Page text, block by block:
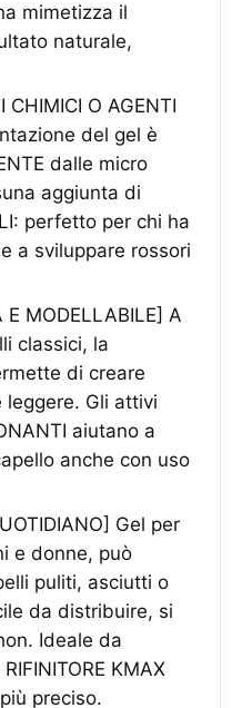
mimetizza il
naturale,
CHIMICI O AGENTI
del gel è
dalle micro
aggiunta di
perfetto per chi ha
a sviluppare rossori
E MODELLABILE] A
classici, la
di creare
Gli attivi
aiutano a
anche con uso
Gel per
e donne, può
puliti, asciutti o
da distribuire, si
Ideale da
KMAX
preciso.